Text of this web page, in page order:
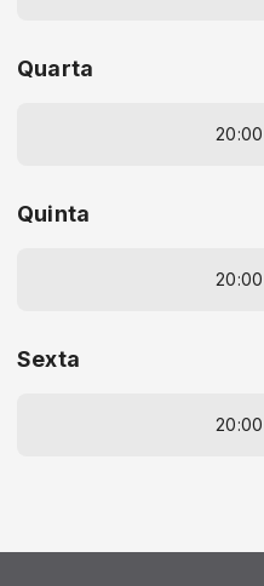
Quarta
Quinta
Sexta